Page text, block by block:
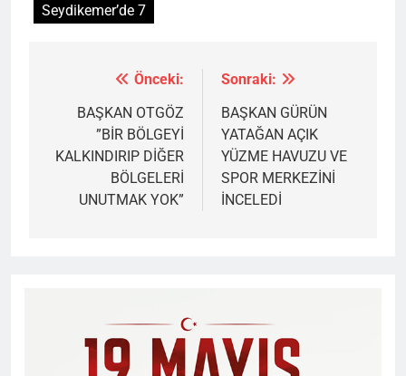
Seydikemer’de 7
gezinmesi
Önceki:
BAŞKAN OTGÖZ
”BİR BÖLGEYİ
KALKINDIRIP DİĞER
BÖLGELERİ
UNUTMAK YOK”
Sonraki:
BAŞKAN GÜRÜN
YATAĞAN AÇIK
YÜZME HAVUZU VE
SPOR MERKEZİNİ
İNCELEDİ